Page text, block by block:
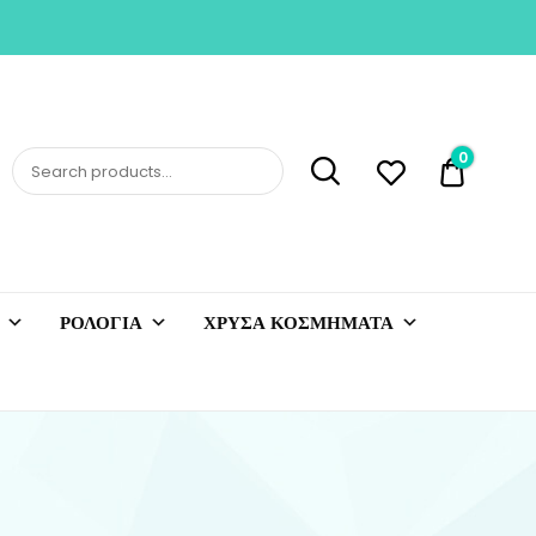
0,00 €
0
ΡΟΛΟΓΙΑ ΧΡΥΣΑ ΚΟΣΜΗΜΑΤΑ